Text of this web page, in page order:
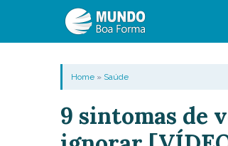
Home» Saúde
9 sintomas de